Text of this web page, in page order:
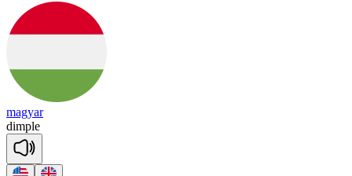
magyar
dimple